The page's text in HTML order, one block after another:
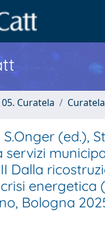
05. Curatela
S.Onger (ed.),
servizi
Dalla
energetica
Bologna